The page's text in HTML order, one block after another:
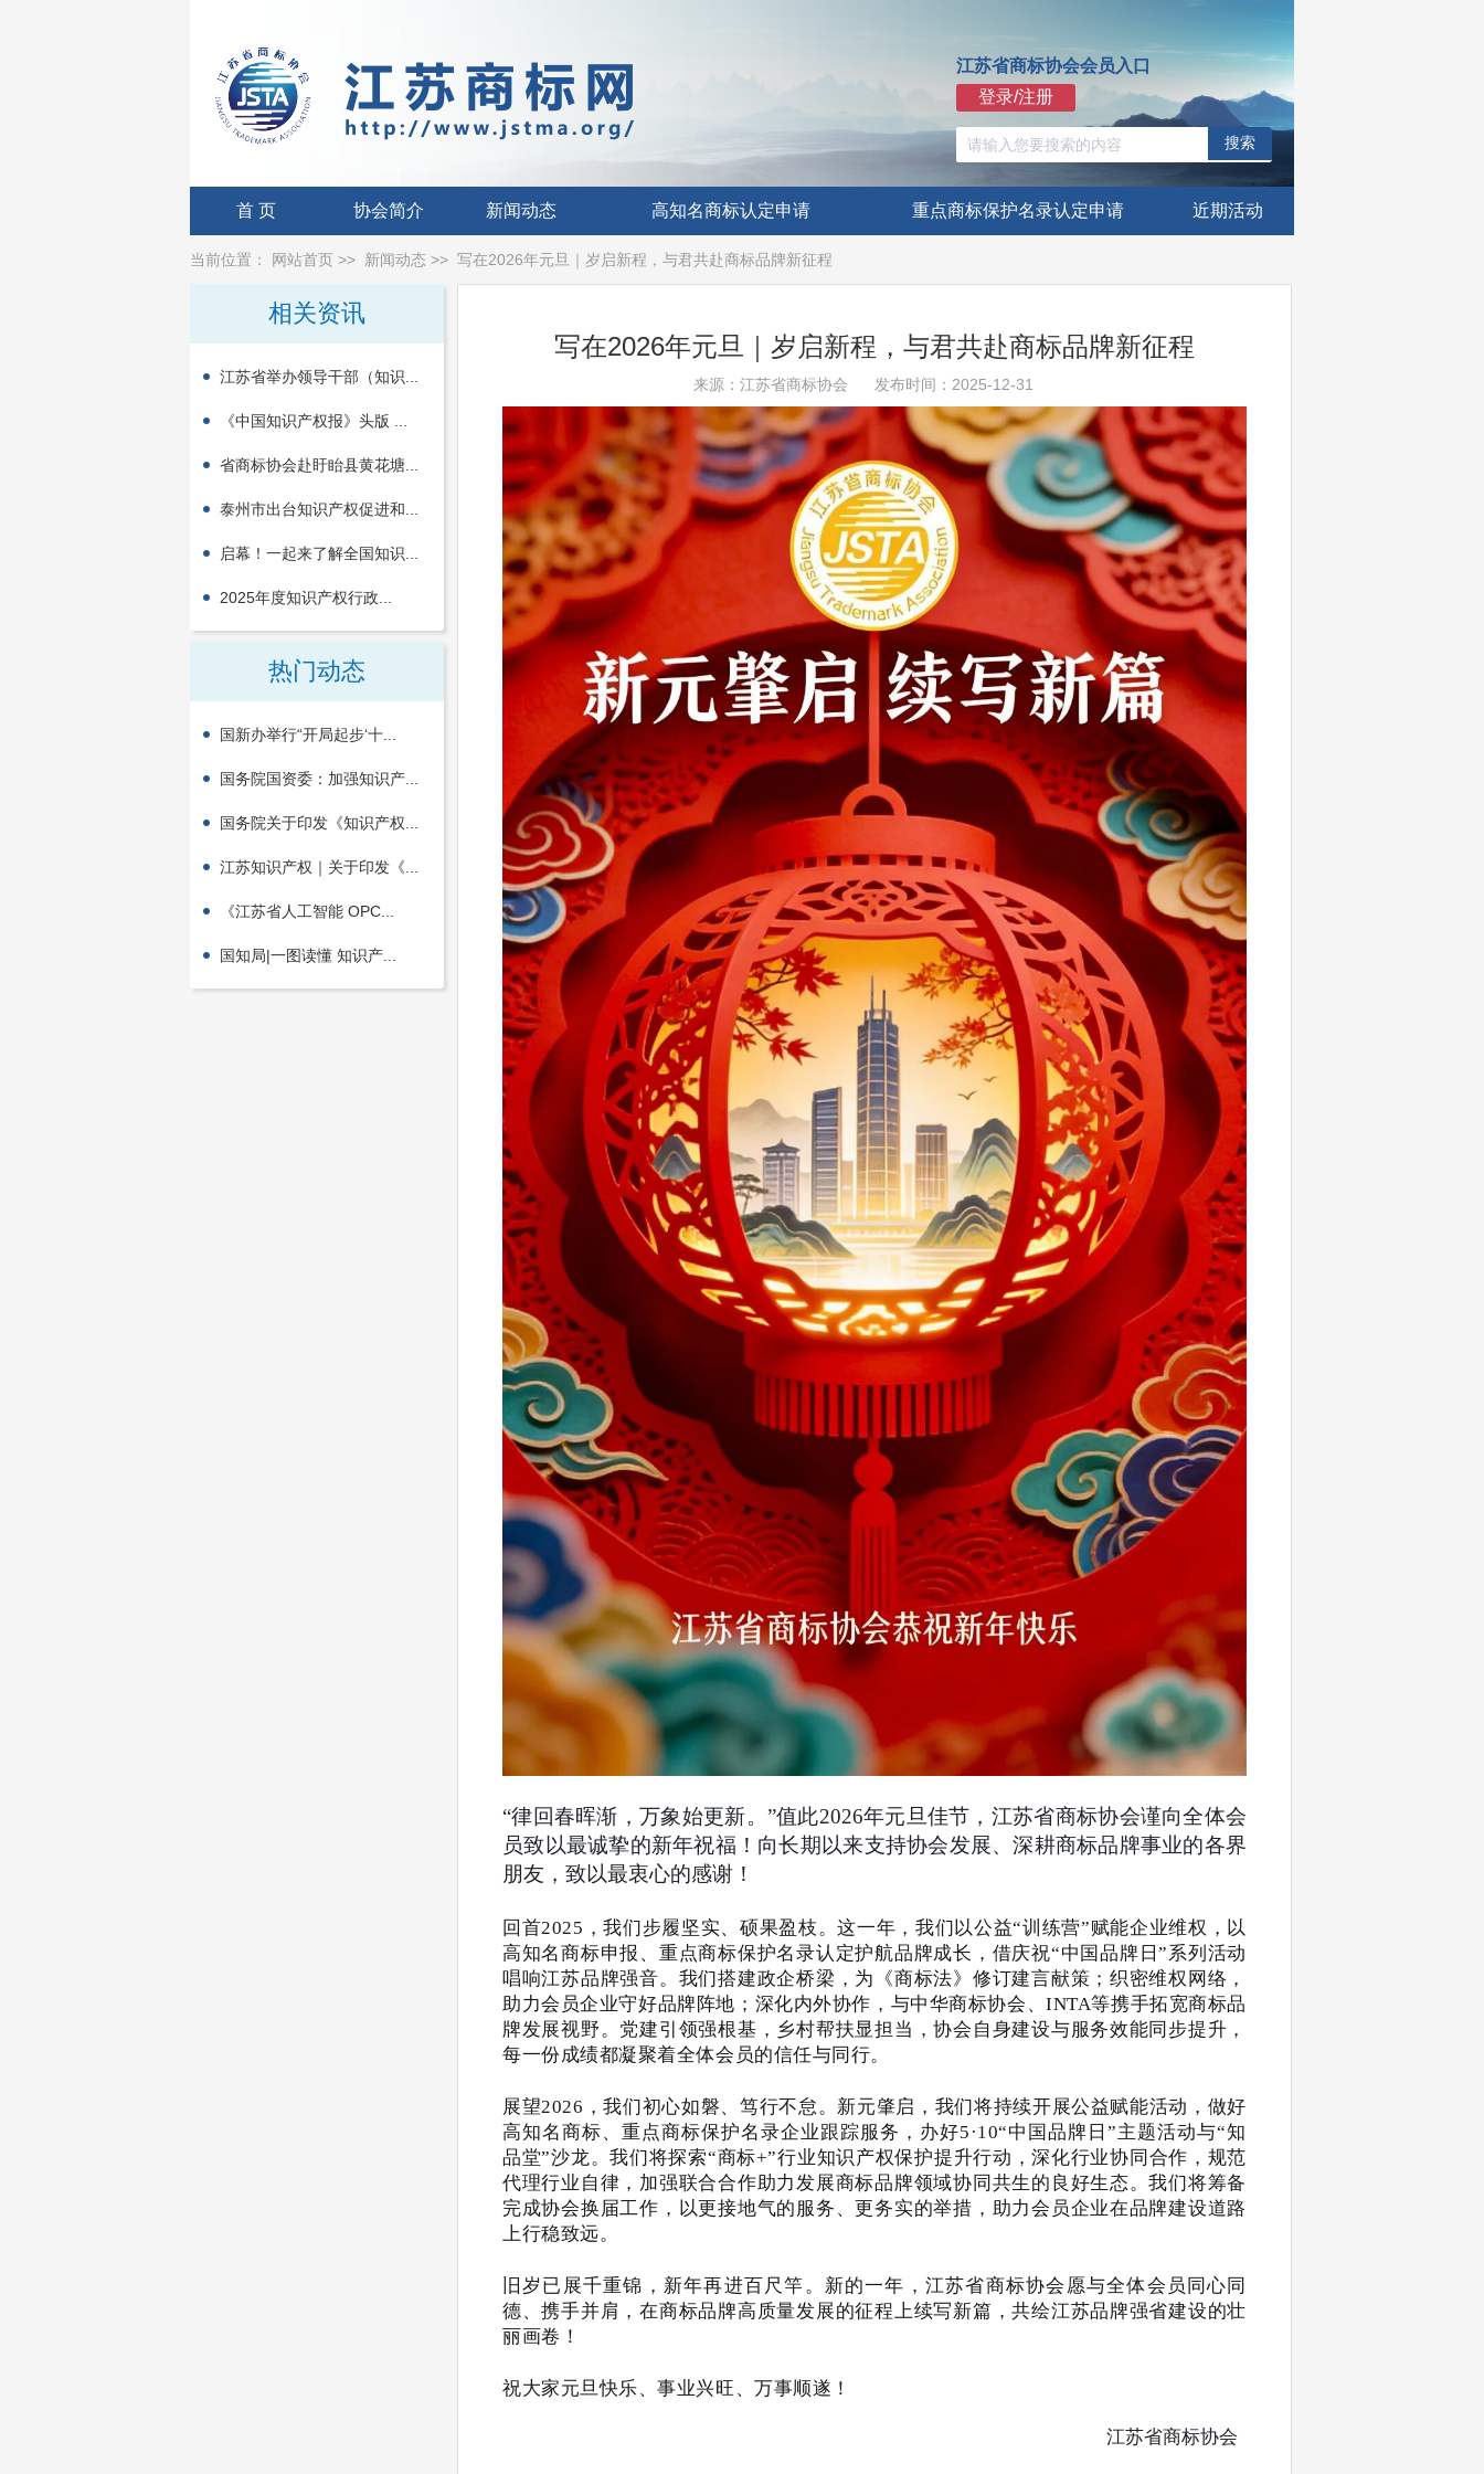
江苏省商标协会会员入口
登录/注册
搜索
首 页 协会简介 新闻动态 高知名商标认定申请 重点商标保护名录认定申请 近期活动
当前位置： 网站首页 >> 新闻动态 >> 写在2026年元旦｜岁启新程，与君共赴商标品牌新征程
相关资讯
江苏省举办领导干部（知识...
《中国知识产权报》头版 ...
省商标协会赴盱眙县黄花塘...
泰州市出台知识产权促进和...
启幕！一起来了解全国知识...
2025年度知识产权行政...
热门动态
国新办举行“开局起步‘十...
国务院国资委：加强知识产...
国务院关于印发《知识产权...
江苏知识产权｜关于印发《...
《江苏省人工智能 OPC...
国知局|一图读懂 知识产...
写在2026年元旦｜岁启新程，与君共赴商标品牌新征程
来源：江苏省商标协会 发布时间：2025-12-31
“律回春晖渐，万象始更新。”值此2026年元旦佳节，江苏省商标协会谨向全体会
员致以最诚挚的新年祝福！向长期以来支持协会发展、深耕商标品牌事业的各界
朋友，致以最衷心的感谢！
回首2025，我们步履坚实、硕果盈枝。这一年，我们以公益“训练营”赋能企业维权，以
高知名商标申报 、 重点商标保护名录认定护航品牌成长，借庆祝“中国品牌日”系列活动
唱响江苏品牌强音。我们搭建政企桥梁，为《商标法》修订建言献策；织密维权网络，
助力会员企业守好品牌阵地；深化内外协作，与中华商标协会、INTA等携手拓宽商标品
牌发展视野。党建引领强根基，乡村帮扶显担当，协会自身建设与服务效能同步提升，
每一份成绩都凝聚着全体会员的信任与同行。
展望2026，我们初心如磐、笃行不怠。新元肇启， 我们将持续开展公益赋能活动，做好
高知名商标、重点商标保护名录企业跟踪服务，办好5·10“中国品牌日”主题活动与“知
品堂”沙龙。我们将探索“商标+”行业知识产权保护提升行动，深化行业协同合作，规范
代理行业自律， 加强联合合作助力发展商标品牌领域协同共生的良好生态。我们将筹备
完成协会换届工作， 以更接地气的服务、更务实的举措，助力会员企业在品牌建设道路
上行稳致远。
旧岁已展千重锦，新年再进百尺竿。新的一年，江苏省商标协会愿与全体会员同心同
德、携手并肩，在商标品牌高质量发展的征程上续写新篇，共绘江苏品牌强省建设的壮
丽画卷！
祝大家元旦快乐、事业兴旺、万事顺遂！
江苏省商标协会